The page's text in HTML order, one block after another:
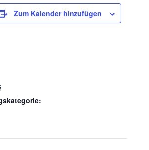
Zum Kalender hinzufügen